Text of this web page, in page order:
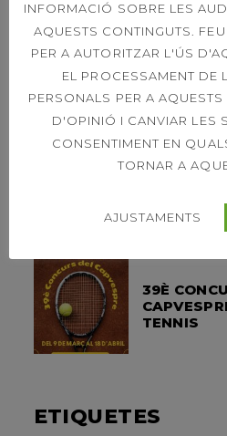
OPEN
SABADELL
A LES 11H
OPEN
SABADELL
DOUBLES
39È
TENNIS
ETIQUETES
INFORMACIÓ SOBRE LES
AQUESTS CONTINGUTS.
PER A AUTORITZAR L'ÚS
EL PROCESSAMENT DE
PERSONALS PER A
D'OPINIÓ I CANVIAR LES
CONSENTIMENT EN
TORNAR A
AJUSTAMENTS